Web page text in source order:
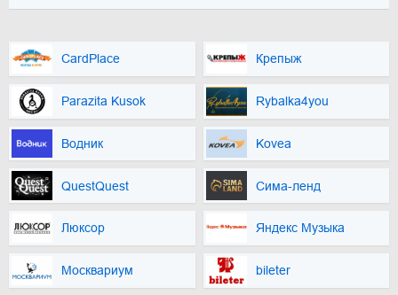
CardPlace Крепыж
Parazita Kusok Rybalka4you
Водник Kovea
QuestQuest Сима-ленд
Люксор Яндекс Музыка
Москвариум bileter